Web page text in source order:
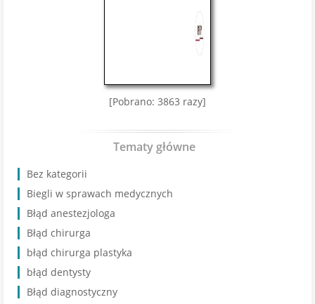
[Pobrano: 3863 razy]
Tematy główne
Bez kategorii
Biegli w sprawach medycznych
Błąd anestezjologa
Błąd chirurga
błąd chirurga plastyka
błąd dentysty
Błąd diagnostyczny